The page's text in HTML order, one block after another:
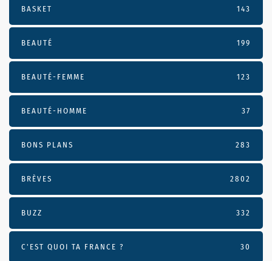
BASKET 143
BEAUTÉ 199
BEAUTÉ-FEMME 123
BEAUTÉ-HOMME 37
BONS PLANS 283
BRÈVES 2802
BUZZ 332
C'EST QUOI TA FRANCE ? 30